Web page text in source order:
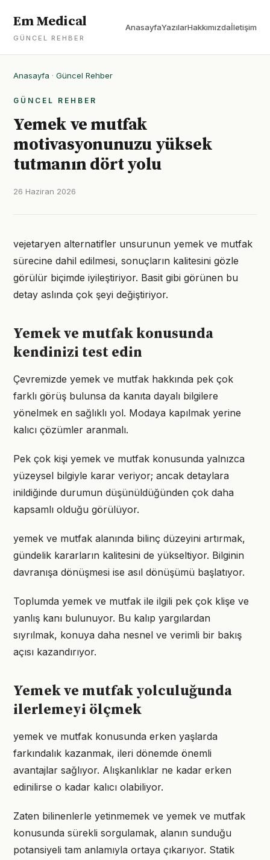
Em Medical
GÜNCEL REHBER
AnasayfaYazılarHakkımızdaİletişim
Anasayfa · Güncel Rehber
GÜNCEL REHBER
Yemek ve mutfak
motivasyonunuzu yüksek
tutmanın dört yolu
26 Haziran 2026
vejetaryen alternatifler unsurunun yemek ve mutfak
sürecine dahil edilmesi, sonuçların kalitesini gözle
görülür biçimde iyileştiriyor. Basit gibi görünen bu
detay aslında çok şeyi değiştiriyor.
Yemek ve mutfak konusunda
kendinizi test edin
Çevremizde yemek ve mutfak hakkında pek çok
farklı görüş bulunsa da kanıta dayalı bilgilere
yönelmek en sağlıklı yol. Modaya kapılmak yerine
kalıcı çözümler aranmalı.
Pek çok kişi yemek ve mutfak konusunda yalnızca
yüzeysel bilgiyle karar veriyor; ancak detaylara
inildiğinde durumun düşünüldüğünden çok daha
kapsamlı olduğu görülüyor.
yemek ve mutfak alanında bilinç düzeyini artırmak,
gündelik kararların kalitesini de yükseltiyor. Bilginin
davranışa dönüşmesi ise asıl dönüşümü başlatıyor.
Toplumda yemek ve mutfak ile ilgili pek çok klişe ve
yanlış kanı bulunuyor. Bu kalıp yargılardan
sıyrılmak, konuya daha nesnel ve verimli bir bakış
açısı kazandırıyor.
Yemek ve mutfak yolculuğunda
ilerlemeyi ölçmek
yemek ve mutfak konusunda erken yaşlarda
farkındalık kazanmak, ileri dönemde önemli
avantajlar sağlıyor. Alışkanlıklar ne kadar erken
edinilirse o kadar kalıcı olabiliyor.
Zaten bilinenlerle yetinmemek ve yemek ve mutfak
konusunda sürekli sorgulamak, alanın sunduğu
potansiyeli tam anlamıyla ortaya çıkarıyor. Statik